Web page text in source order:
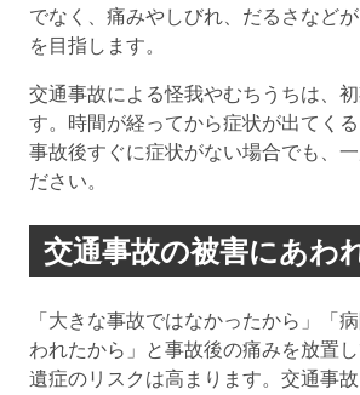
でなく、痛みやしびれ、だるさなど
を目指します。
交通事故による怪我やむちうちは、
す。時間が経ってから症状が出てくる
事故後すぐに症状がない場合でも、
ださい。
交通事故の被害にあわ
「大きな事故ではなかったから」「
われたから」と事故後の痛みを放置
遺症のリスクは高まります。交通事